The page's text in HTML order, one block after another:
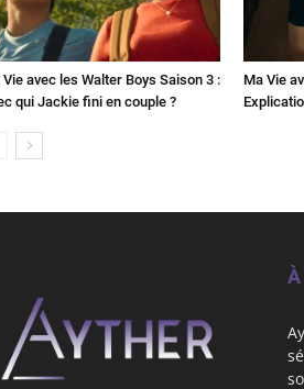
Vie avec les Walter Boys Saison 3 :
qui Jackie fini en couple ?
Ma Vie
À